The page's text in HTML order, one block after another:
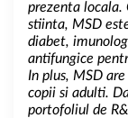
prezenta locala.
stiinta, MSD
diabet,
antifungice
In plus, MSD
copii si adulti.
portofoliul de